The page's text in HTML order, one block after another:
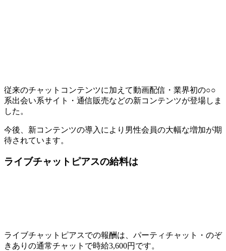
従来のチャットコンテンツに加えて動画配信・業界初の○○
系出会い系サイト・通信販売などの新コンテンツが登場しま
した。
今後、新コンテンツの導入により男性会員の大幅な増加が期
待されています。
ライブチャットピアスの給料は
ライブチャットピアスでの報酬は、パーティチャット・のぞ
きありの通常チャットで時給3,600円です。